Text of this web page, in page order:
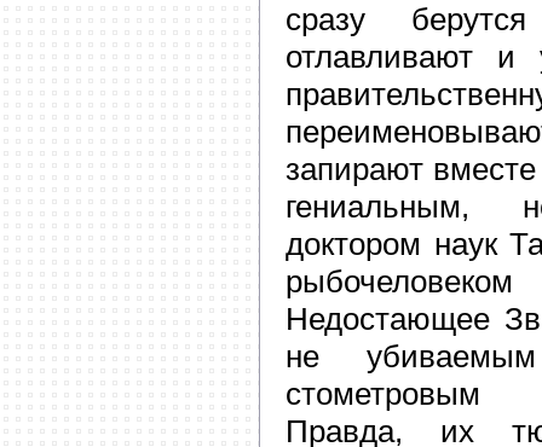
сразу
отлавливают и
запирают
гениальным,
доктором наук
Недостающее
не
Правда, их